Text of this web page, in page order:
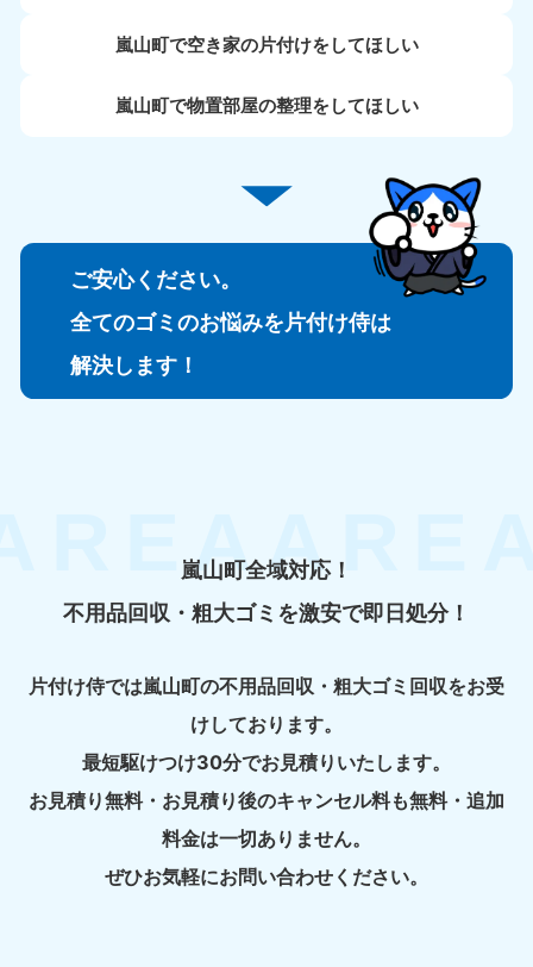
嵐山町で空き家の片付けをしてほしい
嵐山町で物置部屋の整理をしてほしい
ご安心ください。
全てのゴミのお悩みを片付け侍は
解決します！
嵐山町全域対応！
不用品回収・粗大ゴミを激安で即日処分！
片付け侍では嵐山町の不用品回収・粗大ゴミ回収をお受
けしております。
最短駆けつけ30分でお見積りいたします。
お見積り無料・お見積り後のキャンセル料も無料・追加
料金は一切ありません。
ぜひお気軽にお問い合わせください。